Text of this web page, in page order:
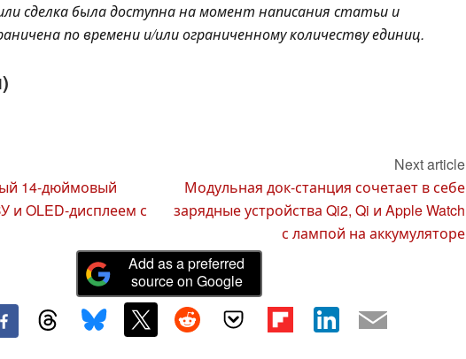
сделка была доступна на момент написания статьи и
по времени и/или ограниченному количеству единиц.
14-дюймовый
и OLED-дисплеем с
Next article
Модульная док-станция сочетает в себе
зарядные устройства Qi2, Qi и Apple Watch
с лампой на аккумуляторе
Add as a preferred
source on Google